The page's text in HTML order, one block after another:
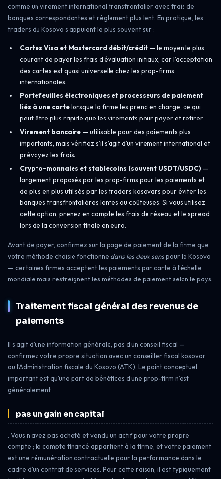
comme un virement international transfrontalier avec frais de
banques correspondantes et règlement plus lent. En pratique, les
traders du Kosovo s’appuient le plus souvent sur :
Cartes Visa et Mastercard débit/crédit— le moyen le plus
courant de payer les frais d’évaluation initiaux, car l’acceptation
des cartes est quasi universelle chez les prop-firms
internationales.
Portefeuilles électroniques et processeurs de paiement
liés à une cartelorsque la firme les prend en charge, ce qui
peut être plus rapide que les virements pour payer et retirer.
Virement bancaire— utilisable pour des paiements plus
importants, mais vérifiez s’il s’agit d’un virement international et
prévoyez les frais.
Crypto-monnaies et stablecoins (souvent USDT/USDC) —
largement proposés par les prop-firms pour les paiements et
de plus en plus utilisés par les traders kosovars pour éviter les
banques transfrontalières lentes ou coûteuses. Si vous utilisez
cette option, prenez en compte les frais de réseau et le spread
lors de la conversion finale en euro.
Avant de payer, confirmez sur la page de paiement de la firme que
votre méthode choisie fonctionne dans les deux senspour le Kosovo
— certaines firmes acceptent les paiements par carte à l’échelle
mondiale mais restreignent les méthodes de paiement selon le pays.
Traitement fiscal général des revenus de
paiements
Il s’agit d’une information générale, pas d’un conseil fiscal —
confirmez votre propre situation avec un conseiller fiscal kosovar
ou l’Administration fiscale du Kosovo (ATK). Le point conceptuel
important est qu’une part de bénéfices d’une prop-firm n’est
généralement
pas un gain en capital
. Vous n’avez pas acheté et vendu un actif pour votre propre
compte ; le compte financé appartient à la firme, et votre paiement
est une rémunération contractuelle pour la performance dans le
cadre d’un contrat de services. Pour cette raison, il est typiquement